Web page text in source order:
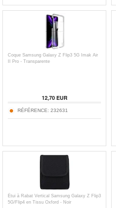
Coque Samsung Galaxy Z Flip3 5G Imak Air
II Pro - Transparente
12,70EUR
RÉFÉRENCE: 232631
Étui à Rabat Vertical Samsung Galaxy Z Flip3
5G/Flip4 en Tissu Oxford - Noir